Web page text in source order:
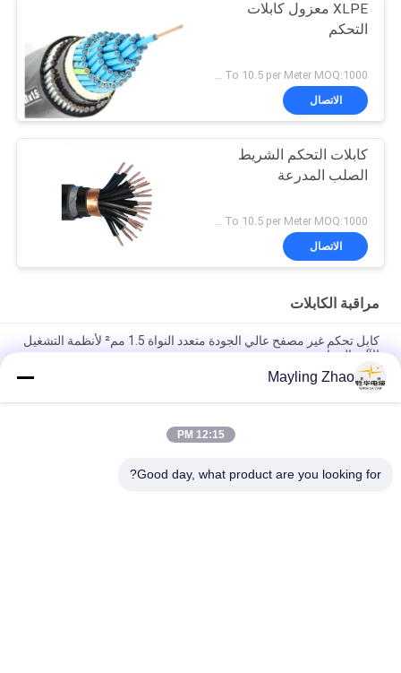
XLPE معزول كابلات
التحكم
الاتصال
كابلات التحكم الشريط
الصلب المدرعة
الاتصال
مراقبة الكابلات
كابل تحكم غير مصفح عالي الجودة متعدد النواة 1.5 مم² لأنظمة التشغيل
الآلي الصناعية
شهادة CE KEMA
كابل الطاقة شنغهوا شنغهوا التحكم المهني كابل الأسلاك المرنة صديقة
Mayling Zhao
12:15 PM
Good day, what product are you looking for?